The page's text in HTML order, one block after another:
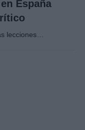
España
lecciones…